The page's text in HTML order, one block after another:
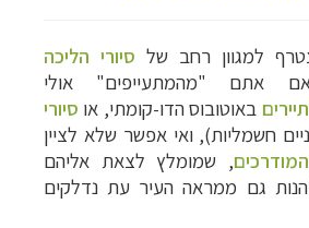
למגוון רחב של סיורי הליכה
אתם "מהמתעייפים" אולי
באוטובוס הדו-קומתי, או סיורי
חשמליות), ואי אפשר שלא לציין
, שמומלץ לצאת אליהם
גם ממראה העיר עת נדלקים